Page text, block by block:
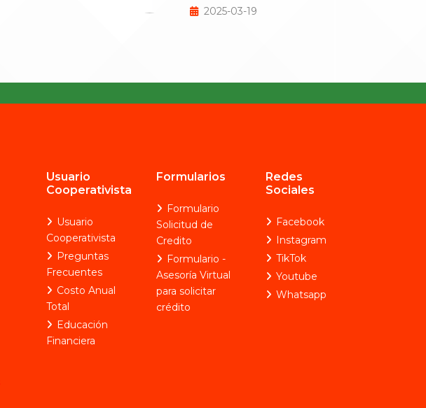
2025-03-19
2025
Campaña De Verano 2025
2025-04-14
Usuario
Cooperativista
Usuario
Cooperativista
Preguntas
Frecuentes
Costo Anual
Total
Educación
Financiera
Formularios
Formulario
Solicitud de
Credito
Formulario -
Asesoría Virtual
para solicitar
crédito
Redes
Sociales
Facebook
Instagram
TikTok
Youtube
Whatsapp